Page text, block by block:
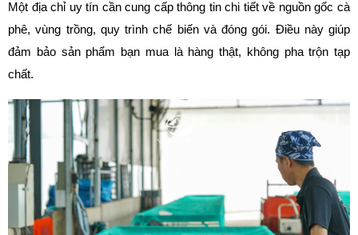
Một địa chỉ uy tín cần cung cấp thông tin chi tiết về nguồn gốc cà
phê, vùng trồng, quy trình chế biến và đóng gói. Điều này giúp
đảm bảo sản phẩm bạn mua là hàng thật, không pha trộn tạp
chất.